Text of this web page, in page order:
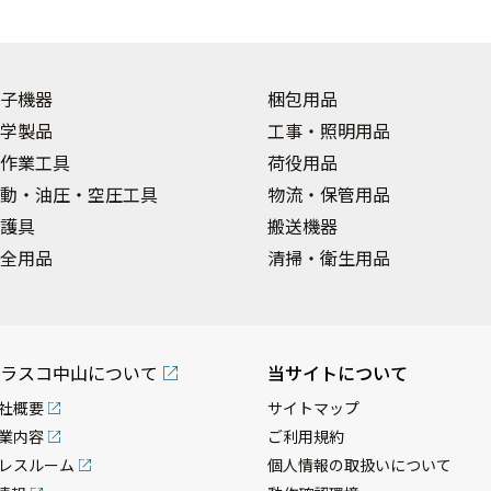
機器
製品
業工具
・油圧・空圧工具
具
用品
梱包用品
工事・照明用品
荷役用品
物流・保管用品
搬送機器
清掃・衛生用品
スコ中山について
概要
内容
スルーム
当サイトについて
サイトマップ
ご利用規約
個人情報の取扱いについて